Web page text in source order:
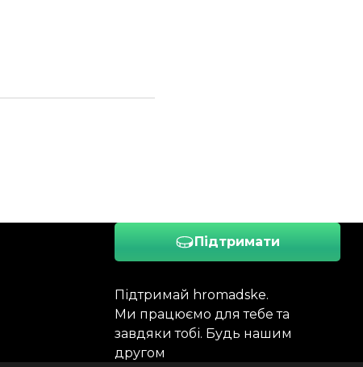
Підтримати
Підтримай hromadske.
Ми працюємо для тебе та
завдяки тобі. Будь нашим
другом